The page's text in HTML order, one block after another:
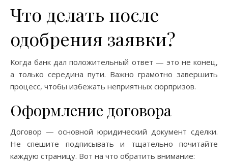
Что делать после
одобрения заявки?
Когда банк дал положительный ответ — это не конец,
а только середина пути. Важно грамотно завершить
процесс, чтобы избежать неприятных сюрпризов.
Оформление договора
Договор — основной юридический документ сделки.
Не спешите подписывать и тщательно почитайте
каждую страницу. Вот на что обратить внимание: